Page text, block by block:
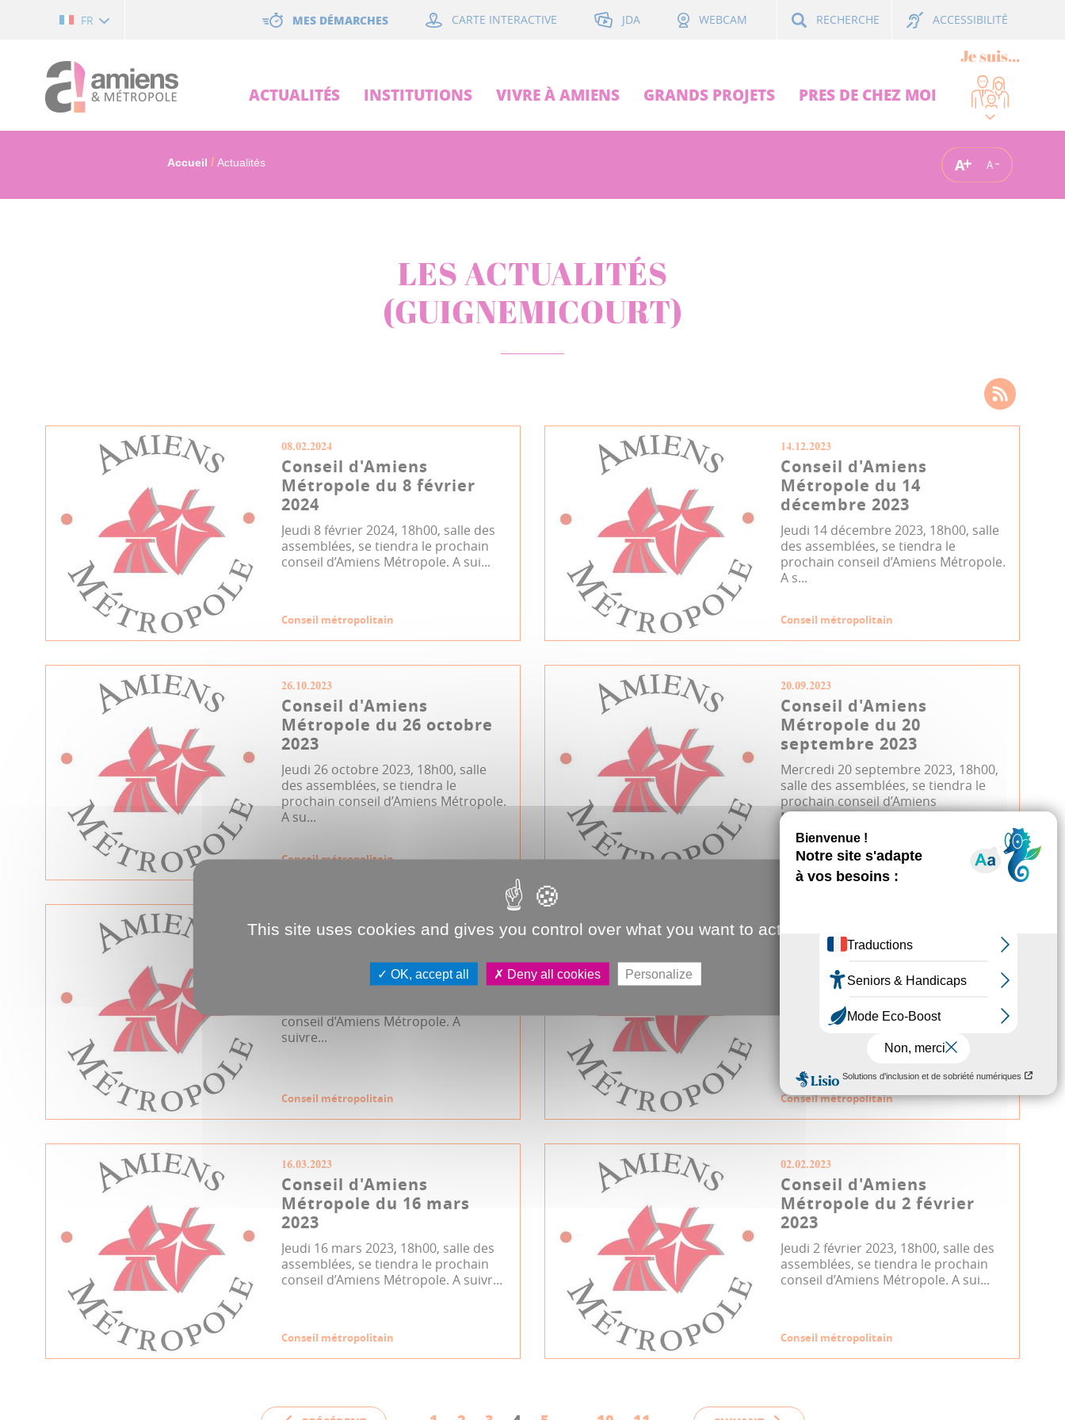
FR MES DÉMARCHES CARTE INTERACTIVE JDA WEBCAM RECHERCHE ACCESSIBILITÉ
ACTUALITÉS INSTITUTIONS VIVRE À AMIENS GRANDS PROJETS PRES DE CHEZ MOI
Je suis...
Accueil Actualités A A
LES ACTUALITÉS
(GUIGNEMICOURT)
08.02.2024
Conseil d'Amiens
Métropole du 8 février
2024
Jeudi 8 février 2024, 18h00, salle des
assemblées, se tiendra le prochain
conseil d’Amiens Métropole. A sui...
Conseil métropolitain
14.12.2023
Conseil d'Amiens
Métropole du 14
décembre 2023
Jeudi 14 décembre 2023, 18h00, salle
des assemblées, se tiendra le
prochain conseil d’Amiens Métropole.
A s...
Conseil métropolitain
26.10.2023
Conseil d'Amiens
Métropole du 26 octobre
2023
Jeudi 26 octobre 2023, 18h00, salle
des assemblées, se tiendra le
prochain conseil d’Amiens Métropole.
A su...
Conseil métropolitain
20.09.2023
Conseil d'Amiens
Métropole du 20
septembre 2023
Mercredi 20 septembre 2023, 18h00,
salle des assemblées, se tiendra le
prochain conseil d’Amiens
Métropole....
Conseil métropolitain
29.06.2023
Métropole du 29 juin 2023
Jeudi 29 juin2023, 18h00, salle des
conseil d’Amiens Métropole. A
suivre...
Conseil métropolitain
Conseil d'Amiens
Jeudi 11 mai 2023, 18h00, salle des
assemblées, se tiendra le prochain
conseil d’Amiens Métropole. A
Conseil métropolitain
16.03.2023
Conseil d'Amiens
Métropole du 16 mars
2023
Jeudi 16 mars 2023, 18h00, salle des
assemblées, se tiendra le prochain
conseil d’Amiens Métropole. A suivr...
Conseil métropolitain
02.02.2023
Conseil d'Amiens
Métropole du 2 février
2023
Jeudi 2 février 2023, 18h00, salle des
assemblées, se tiendra le prochain
conseil d’Amiens Métropole. A sui...
Conseil métropolitain
This site uses cookies and gives you control over what you want to activate
OK, accept all Deny all cookies Personalize